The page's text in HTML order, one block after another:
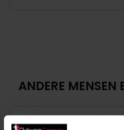
ANDERE MENSEN